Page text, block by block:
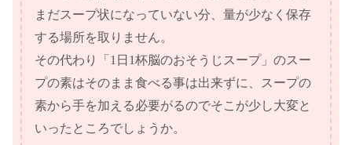
まだスープ状になっていない分、量が少なく保存
する場所を取りません。
その代わり「1日1杯脳のおそうじスープ」のスー
プの素はそのまま食べる事は出来ずに、スープの
素から手を加える必要がるのでそこが少し大変と
いったところでしょうか。